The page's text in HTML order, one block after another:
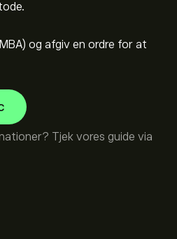
og afgiv en ordre for at
Tjek vores guide via